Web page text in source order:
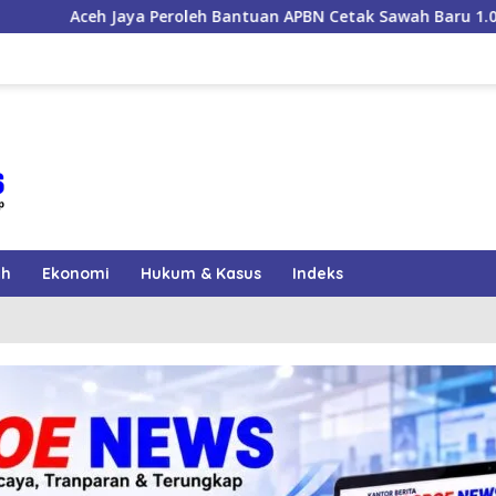
Bantuan APBN Cetak Sawah Baru 1.000 Hektare, Perkuat
Ekonomi Hukum & Kasus Indeks